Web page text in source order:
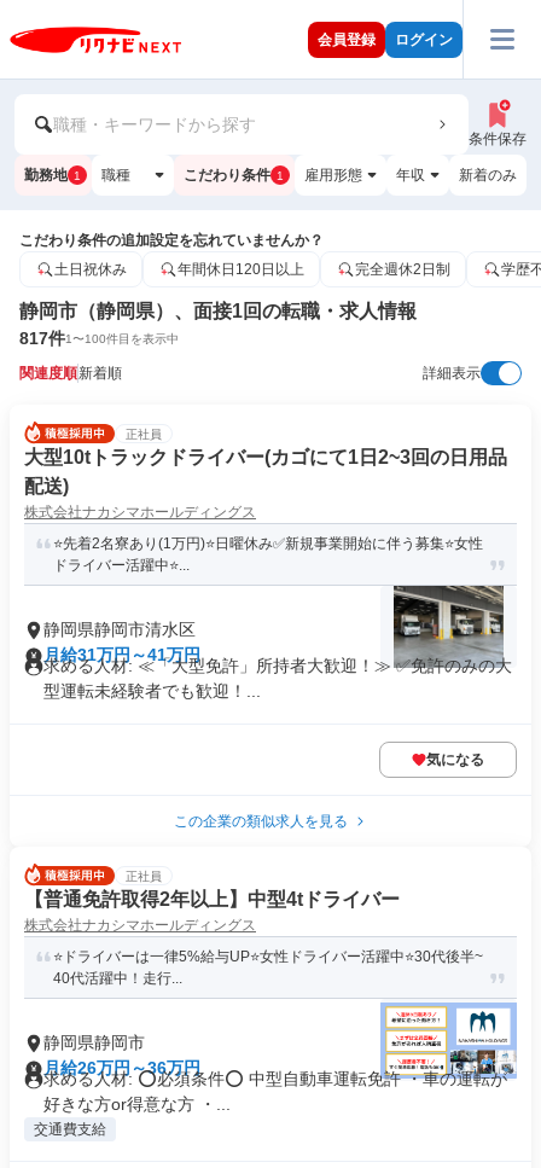
会員登録 ログイン
職種・キーワードから探す
条件保存
勤務地 1 職種 こだわり条件 1 雇用形態 年収 新着のみ
こだわり条件の追加設定を忘れていませんか？
土日祝休み
年間休日120日以上 完全週休2日制 学歴
静岡市（静岡県）、面接1回の転職・求人情報
817件1〜100件目を表示中
関連度順新着順 詳細表示
正社員
大型10tトラックドライバー(カゴにて1日2~3回の日用品
配送)
株式会社ナカシマホールディングス
⭐️先着2名寮あり(1万円)⭐️日曜休み✅新規事業開始に伴う募集⭐️女性
ドライバー活躍中⭐...
静岡県静岡市清水区
月給31万円～41万円
求める人材: ≪「大型免許」所持者大歓迎！≫ ✅免許のみの大
型運転未経験者でも歓迎！...
気になる
この企業の類似求人を見る
正社員
【普通免許取得2年以上】中型4tドライバー
株式会社ナカシマホールディングス
⭐️ドライバーは一律5%給与UP⭐️女性ドライバー活躍中⭐️30代後半~
40代活躍中！走行...
静岡県静岡市
月給26万円～36万円
求める人材: ⭕必須条件⭕ 中型自動車運転免許 ・車の運転が
好きな方or得意な方 ・...
交通費支給